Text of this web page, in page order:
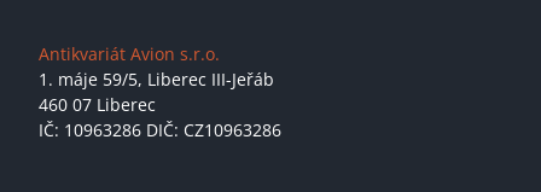
Antikvariát Avion s.r.o.
1. máje 59/5, Liberec III-Jeřáb
460 07 Liberec
IČ: 10963286 DIČ: CZ10963286